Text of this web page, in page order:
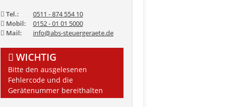
Tel.:
0511 - 874 554 10
Mobil:
0152 - 01 01 5000
Mail:
info@abs-steuergeraete.de
WICHTIG
Bitte den ausgelesenen
Fehlercode und die
Gerätenummer bereithalten